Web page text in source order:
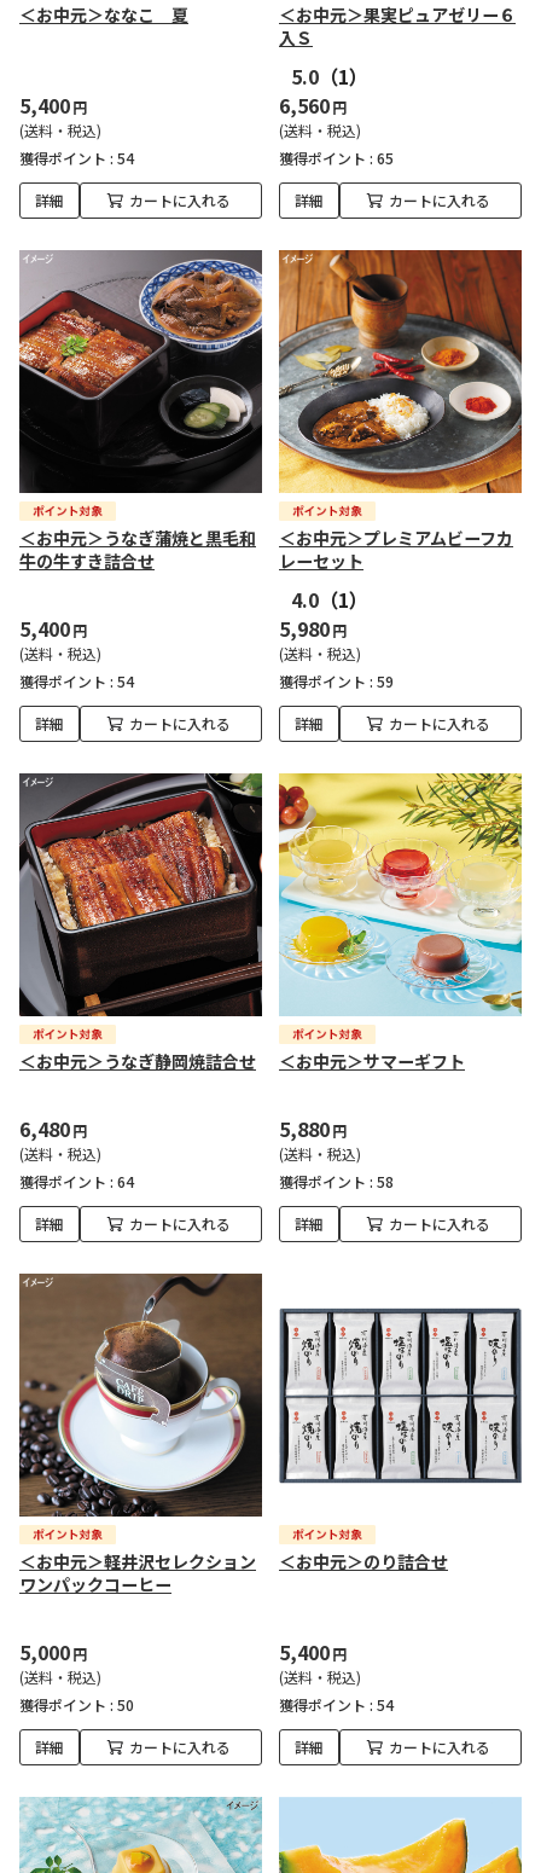
＜お中元＞ななこ 夏
5,400円
(送料・税込)
獲得ポイント : 54
詳細 カートに入れる
＜お中元＞果実ピュアゼリー６
入Ｓ
5.0 （1）
6,560円
(送料・税込)
獲得ポイント : 65
詳細 カートに入れる
＜お中元＞うなぎ蒲焼と黒毛和
牛の牛すき詰合せ
5,400円
(送料・税込)
獲得ポイント : 54
詳細 カートに入れる
＜お中元＞プレミアムビーフカ
レーセット
4.0 （1）
5,980円
(送料・税込)
獲得ポイント : 59
詳細 カートに入れる
＜お中元＞うなぎ静岡焼詰合せ
6,480円
(送料・税込)
獲得ポイント : 64
詳細 カートに入れる
＜お中元＞サマーギフト
5,880円
(送料・税込)
獲得ポイント : 58
詳細 カートに入れる
＜お中元＞軽井沢セレクション
ワンパックコーヒー
5,000円
(送料・税込)
獲得ポイント : 50
詳細 カートに入れる
＜お中元＞のり詰合せ
5,400円
(送料・税込)
獲得ポイント : 54
詳細 カートに入れる